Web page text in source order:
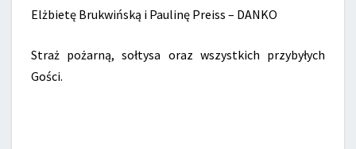
Elżbietę Brukwińską i Paulinę Preiss – DANKO
Straż pożarną, sołtysa oraz wszystkich przybyłych
Gości.